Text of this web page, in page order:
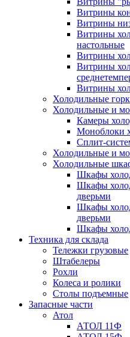
Витрины
Витрины
Витрины
настольные
Витрины
Витрины
Витрины
Холодильные
Холодильные и
Камеры
Моноблоки
Сплит-
Холодильные и
Холодильные
Шкафы
Шкафы
дверьми
Шкафы
дверьми
Шкафы
Техника для склада
Тележки грузовые
Штабелеры
Рохли
Колеса и ролики
Столы подъемные
Запасные части
Атол
АТОЛ 11Ф